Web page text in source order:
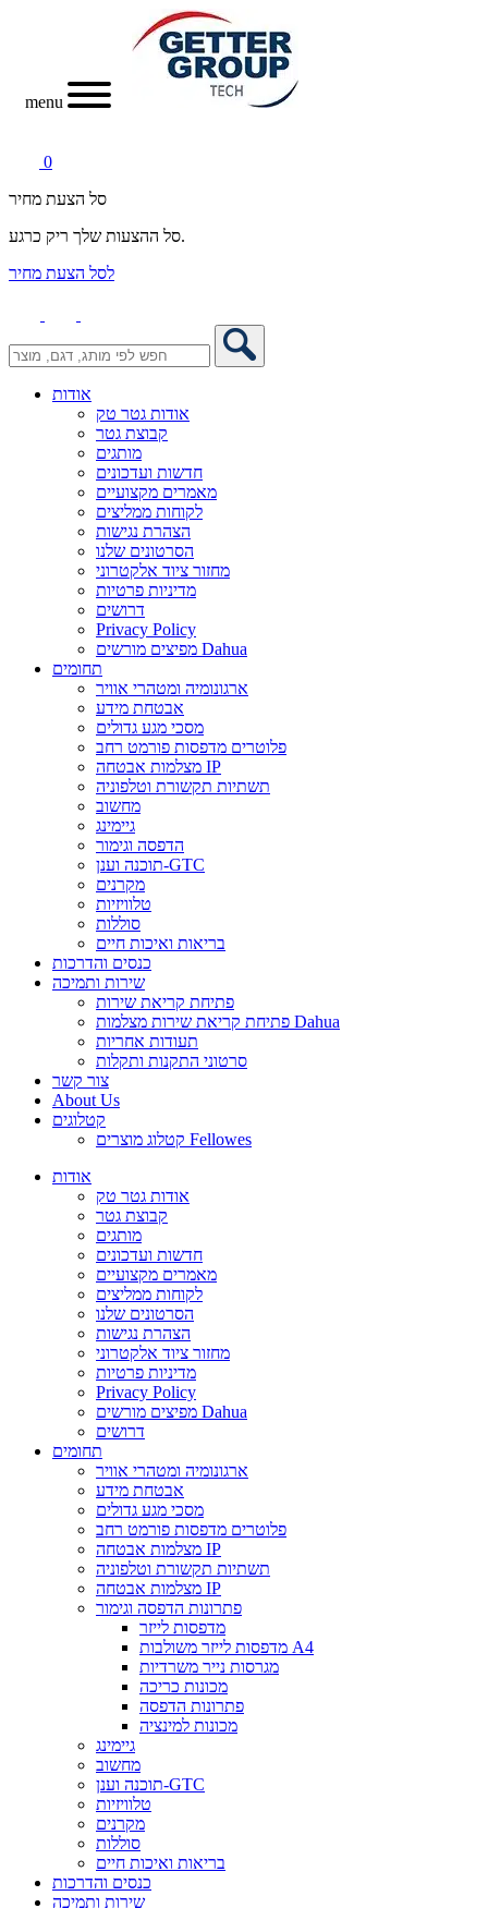
menu
0
סל הצעת מחיר
סל ההצעות שלך ריק כרגע.
לסל הצעת מחיר
אודות
אודות גטר טק
קבוצת גטר
מותגים
חדשות ועדכונים
מאמרים מקצועיים
לקוחות ממליצים
הצהרת נגישות
הסרטונים שלנו
מחזור ציוד אלקטרוני
מדיניות פרטיות
דרושים
Privacy Policy
מפיצים מורשים Dahua
תחומים
ארגונומיה ומטהרי אוויר
אבטחת מידע
מסכי מגע גדולים
פלוטרים מדפסות פורמט רחב
מצלמות אבטחה IP
תשתיות תקשורת וטלפוניה
מחשוב
גיימינג
הדפסה וגימור
תוכנה וענן-GTC
מקרנים
טלוויזיות
סוללות
בריאות ואיכות חיים
כנסים והדרכות
שירות ותמיכה
פתיחת קריאת שירות
פתיחת קריאת שירות מצלמות Dahua
תעודות אחריות
סרטוני התקנות ותקלות
צור קשר
About Us
קטלוגים
קטלוג מוצרים Fellowes
אודות
אודות גטר טק
קבוצת גטר
מותגים
חדשות ועדכונים
מאמרים מקצועיים
לקוחות ממליצים
הסרטונים שלנו
הצהרת נגישות
מחזור ציוד אלקטרוני
מדיניות פרטיות
Privacy Policy
מפיצים מורשים Dahua
דרושים
תחומים
ארגונומיה ומטהרי אוויר
אבטחת מידע
מסכי מגע גדולים
פלוטרים מדפסות פורמט רחב
מצלמות אבטחה IP
תשתיות תקשורת וטלפוניה
מצלמות אבטחה IP
פתרונות הדפסה וגימור
מדפסות לייזר
מדפסות לייזר משולבות A4
מגרסות נייר משרדיות
מכונות כריכה
פתרונות הדפסה
מכונות למינציה
גיימינג
מחשוב
תוכנה וענן-GTC
טלוויזיות
מקרנים
סוללות
בריאות ואיכות חיים
כנסים והדרכות
שירות ותמיכה